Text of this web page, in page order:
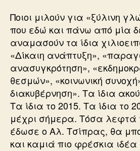
Ποιοι μιλούν για «ξύλινη
που εδώ και πάνω από μία
αναμασούν τα ίδια
«Δίκαιη ανάπτυξη»,
ανασυγκρότηση»,
θεσμών», «κοινωνική
διακυβέρνηση». Τα ίδια
Τα ίδια το 2015. Τα ίδια το
μέχρι σήμερα. Τόσα λεφτά
έδωσε ο Αλ. Τσίπρας, θα
και καμιά πιο φρέσκια ιδέα